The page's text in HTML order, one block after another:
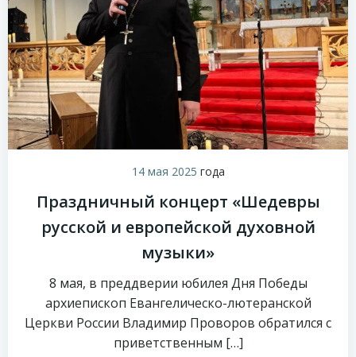
14 мая 2025 года
Праздничный концерт «Шедевры
русской и европейской духовной
музыки»
8 мая, в преддверии юбилея Дня Победы
архиепископ Евангелическо-лютеранской
Церкви России Владимир Проворов обратился с
приветственным […]